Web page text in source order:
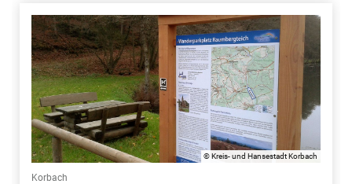
© Kreis- und Hansestadt Korbach
Korbach